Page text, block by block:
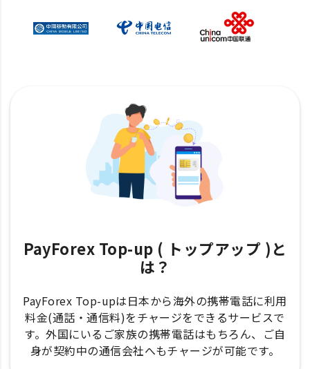
PayForex Top-up ( トップアップ )と
は？
PayForex Top-upは日本から海外の携帯電話に利用
料金(通話・通信料)をチャージをできるサービスで
す。外国にいるご家族の携帯電話はもちろん、ご自
身が契約中の通信会社へもチャージが可能です。